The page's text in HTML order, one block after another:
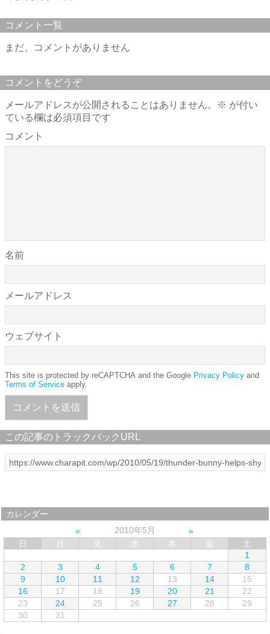
コメント一覧
まだ、コメントがありません
コメントをどうぞ
メールアドレスが公開されることはありません。 ※ が付い
ている欄は必須項目です
コメント
名前
メールアドレス
ウェブサイト
This site is protected by reCAPTCHA and the Google Privacy Policy and
Terms of Service apply.
この記事のトラックバックURL
カレンダー
2010年5月
日
月 火 水 木 金
土
1
2
3 4 5 6 7
8
9
10 11 12 13 14
15
16
17 18 19 20 21
22
23
24 25 26 27 28
29
30
31